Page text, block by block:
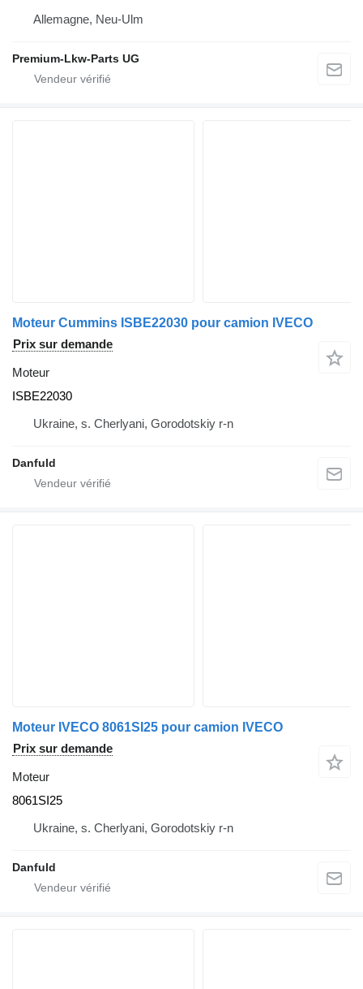
Allemagne, Neu-Ulm
Premium-Lkw-Parts UG
Moteur Cummins ISBE22030 pour camion IVECO
Prix sur demande
Moteur
ISBE22030
Ukraine, s. Cherlyani, Gorodotskiy r-n
Danfuld
Moteur IVECO 8061SI25 pour camion IVECO
Prix sur demande
Moteur
8061SI25
Ukraine, s. Cherlyani, Gorodotskiy r-n
Danfuld